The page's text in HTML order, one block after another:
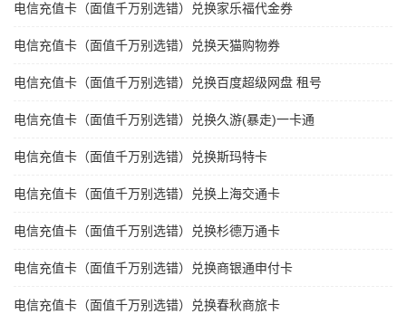
电信充值卡（面值千万别选错）兑换家乐福代金券
电信充值卡（面值千万别选错）兑换天猫购物券
电信充值卡（面值千万别选错）兑换百度超级网盘 租号
电信充值卡（面值千万别选错）兑换久游(暴走)一卡通
电信充值卡（面值千万别选错）兑换斯玛特卡
电信充值卡（面值千万别选错）兑换上海交通卡
电信充值卡（面值千万别选错）兑换杉德万通卡
电信充值卡（面值千万别选错）兑换商银通申付卡
电信充值卡（面值千万别选错）兑换春秋商旅卡